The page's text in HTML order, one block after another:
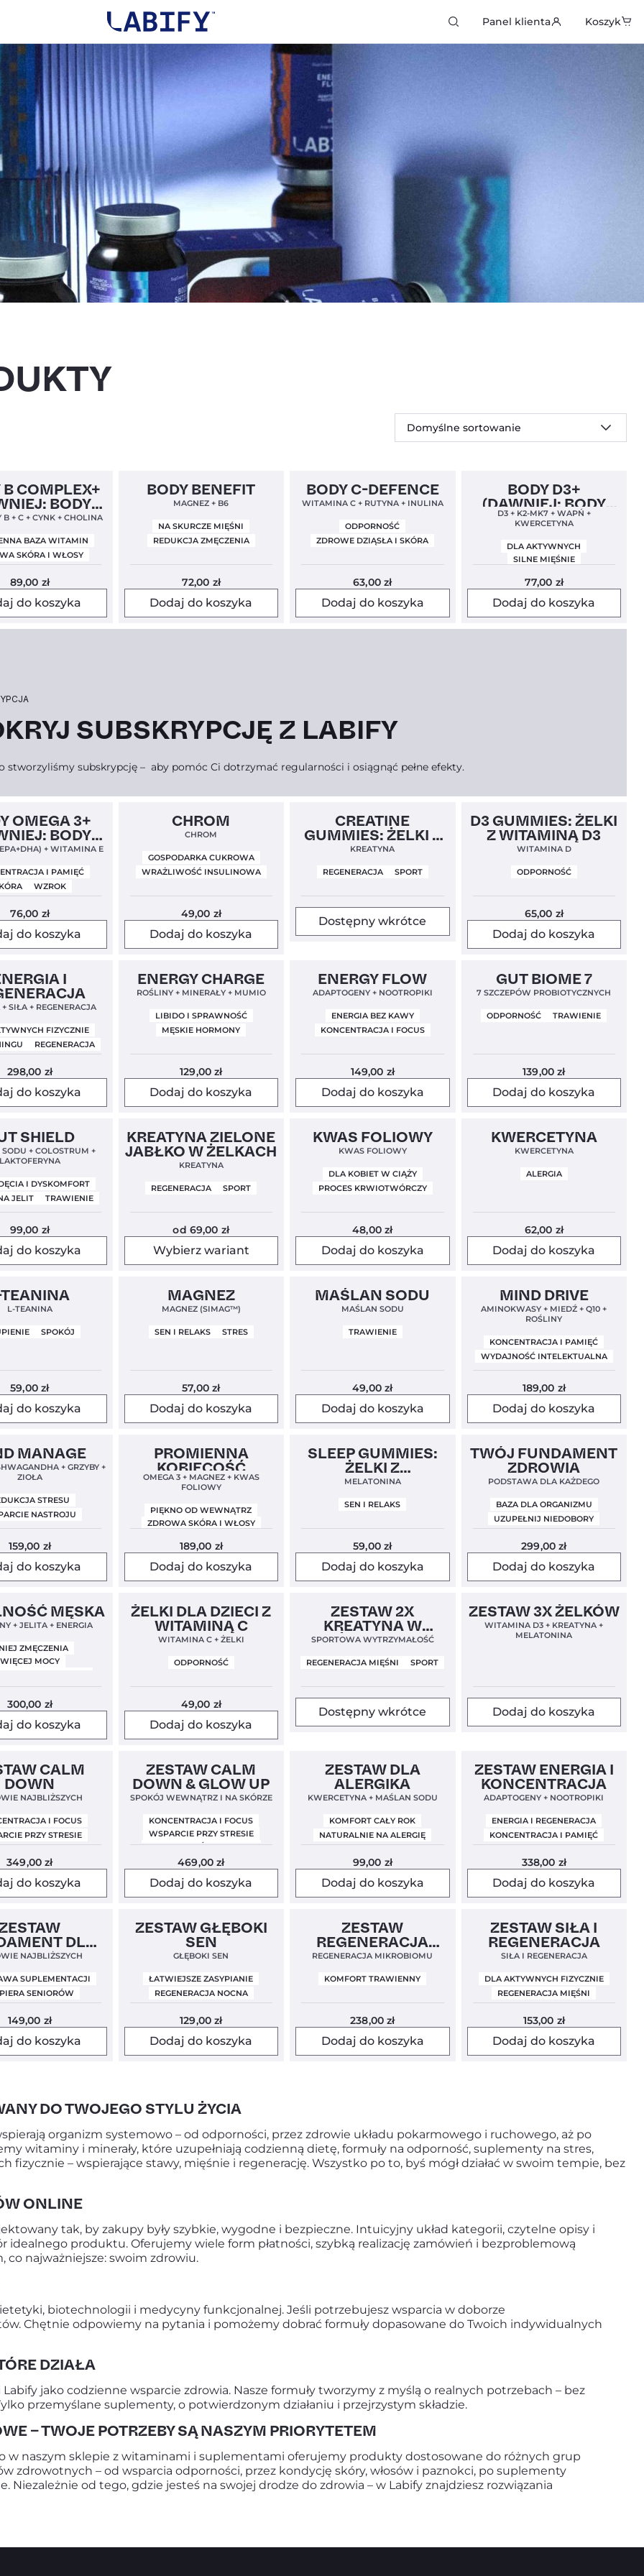
Panel klienta Koszyk
Domyślne sortowanie
Nowa Formuła 4,9
B COMPLEX+
BODY
+ C + CYNK + CHOLINA
BAZA WITAMIN
SKÓRA I WŁOSY
89,00 zł
do koszyka
Clean Label Nowa Formuła
BODY BENEFIT
MAGNEZ + B6
NA SKURCZE MIĘŚNI
REDUKCJA ZMĘCZENIA
72,00 zł
Dodaj do koszyka
Clean Label 5,0
BODY C-DEFENCE
WITAMINA C + RUTYNA + INULINA
ODPORNOŚĆ
ZDROWE DZIĄSŁA I SKÓRA
63,00zł
Dodaj do koszyka
Clean Label Nowa Formuła
BODY D3+
(DAWNIEJ: BODY
BUILD)
D3 + K2-MK7 + WAPŃ +
KWERCETYNA
DLA AKTYWNYCH
SILNE MIĘŚNIE
77,00 zł
Dodaj do koszyka
SUBSKRYPCJĘ Z LABIFY
stworzyliśmy subskrypcję – aby pomóc Ci dotrzymać regularności i osiągnąć pełne efekty.
OMEGA 3+
BODY
SHIELD)+ WITAMINA E
I PAMIĘĆ
WZROK
76,00 zł
do koszyka
Clean LabelCHROM
CHROM
GOSPODARKA CUKROWA
WRAŻLIWOŚĆ INSULINOWA
49,00 zł
Dodaj do koszyka
CREATINE
GUMMIES: ŻELKI Z
KREATYNĄ
KREATYNA
REGENERACJA SPORT
Dostępny wkrótce
5,0
D3 GUMMIES: ŻELKI
Z WITAMINĄ D3
WITAMINA D
ODPORNOŚĆ
65,00 zł
Dodaj do koszyka
I
+ SIŁA + REGENERACJA
FIZYCZNIE
REGENERACJA
298,00 zł
do koszyka
Clean Label Nowa Formuła 4,7
ENERGY CHARGE
ROŚLINY + MINERAŁY + MUMIO
LIBIDO I SPRAWNOŚĆ
MĘSKIE HORMONY
129,00zł
Dodaj do koszyka
Clean Label Mundial 2026
ENERGY FLOW
ADAPTOGENY + NOOTROPIKI
ENERGIA BEZ KAWY
KONCENTRACJA I FOCUS
149,00 zł
Dodaj do koszyka
Clean Label
GUT BIOME 7
7 SZCZEPÓW PROBIOTYCZNYCH
ODPORNOŚĆ TRAWIENIE
139,00zł
Dodaj do koszyka
Clean Label
SHIELD
+ COLOSTRUM +
LAKTOFERYNA
I DYSKOMFORT
JELIT
TRAWIENIE
99,00 zł
do koszyka
Nowość 4,5
KREATYNA ZIELONE
JABŁKO W ŻELKACH
KREATYNA
REGENERACJA SPORT
od 69,00 zł
Wybierz wariant
Clean Label
KWAS FOLIOWY
KWAS FOLIOWY
DLA KOBIET W CIĄŻY
PROCES KRWIOTWÓRCZY
48,00zł
Dodaj do koszyka
Clean Label
KWERCETYNA
KWERCETYNA
ALERGIA
62,00 zł
Dodaj do koszyka
Nowość
L-TEANINA
SPOKÓJ
59,00zł
do koszyka
Clean LabelMAGNEZ
MAGNEZ (SIMAG™)
SEN I RELAKS STRES
57,00zł
Dodaj do koszyka
Clean Label
MAŚLAN SODU
MAŚLAN SODU
TRAWIENIE
49,00zł
Dodaj do koszyka
Clean LabelMIND DRIVE
AMINOKWASY + MIEDŹ + Q10 +
ROŚLINY
KONCENTRACJA I PAMIĘĆ
WYDAJNOŚĆ INTELEKTUALNA
189,00 zł
Dodaj do koszyka
Nowa Formuła
MANAGE
+ GRZYBY +
ZIOŁA
STRESU
NASTROJU
159,00 zł
do koszyka
Clean Label
PROMIENNA
KOBIECOŚĆ
OMEGA 3 + MAGNEZ + KWAS
FOLIOWY
PIĘKNO OD WEWNĄTRZ
ZDROWA SKÓRA I WŁOSY
189,00 zł
Dodaj do koszyka
SLEEP GUMMIES:
ŻELKI Z
MELATONINĄ
MELATONINA
SEN I RELAKS
59,00zł
Dodaj do koszyka
Bestseller! Clean Label 5,0
TWÓJ FUNDAMENT
ZDROWIA
PODSTAWA DLA KAŻDEGO
BAZA DLA ORGANIZMU
UZUPEŁNIJ NIEDOBORY
299,00zł
Dodaj do koszyka
4,8
MĘSKA
+ JELITA + ENERGIA
ZMĘCZENIA
WIĘCEJ MOCY
300,00 zł
do koszyka
Clean Label 5,0
ŻELKI DLA DZIECI Z
WITAMINĄ C
WITAMINA C + ŻELKI
ODPORNOŚĆ
49,00 zł
Dodaj do koszyka
Bestseller!ZESTAW 2X
KREATYNA W
ŻELKACH
SPORTOWA WYTRZYMAŁOŚĆ
REGENERACJA MIĘŚNI SPORT
Dostępny wkrótce
4,8
ZESTAW 3X ŻELKÓW
WITAMINA D3 + KREATYNA +
MELATONINA
Dodaj do koszyka
CALM
DOWN
NAJBLIŻSZYCH
I FOCUS
PRZY STRESIE
349,00zł
do koszyka
ZESTAW CALM
DOWN & GLOW UP
SPOKÓJ WEWNĄTRZ I NA SKÓRZE
KONCENTRACJA I FOCUS
WSPARCIE PRZY STRESIE
ZDROWA SKÓRA I WŁOSY
469,00zł
Dodaj do koszyka
Clean Label Nowość
ZESTAW DLA
ALERGIKA
KWERCETYNA + MAŚLAN SODU
KOMFORT CAŁY ROK
NATURALNIE NA ALERGIĘ
99,00 zł
Dodaj do koszyka
Clean Label
ZESTAW ENERGIA I
KONCENTRACJA
ADAPTOGENY + NOOTROPIKI
ENERGIA I REGENERACJA
KONCENTRACJA I PAMIĘĆ
338,00 zł
Dodaj do koszyka
+ Aktywna B6
DLA
NAJBLIŻSZYCH
SUPLEMENTACJI
SENIORÓW
149,00 zł
do koszyka
Mundial 2026 Nowość
ZESTAW GŁĘBOKI
SEN
GŁĘBOKI SEN
ŁATWIEJSZE ZASYPIANIE
REGENERACJA NOCNA
129,00zł
Dodaj do koszyka
Clean LabelZESTAW
REGENERACJA
MIKROBIOMU
REGENERACJA MIKROBIOMU
KOMFORT TRAWIENNY
238,00zł
Dodaj do koszyka
Clean Label
ZESTAW SIŁA I
REGENERACJA
SIŁA I REGENERACJA
DLA AKTYWNYCH FIZYCZNIE
REGENERACJA MIĘŚNI
153,00 zł
Dodaj do koszyka
DO TWOJEGO STYLU ŻYCIA
organizm systemowo – od odporności, przez zdrowie układu pokarmowego i ruchowego, aż po
witaminy i minerały, które uzupełniają codzienną dietę, formuły na odporność, suplementy na stres,
– wspierające stawy, mięśnie i regenerację. Wszystko po to, byś mógł działać w swoim tempie, bez
ONLINE
tak, by zakupy były szybkie, wygodne i bezpieczne. Intuicyjny układ kategorii, czytelne opisy i
idealnego produktu. Oferujemy wiele form płatności, szybką realizację zamówień i bezproblemową
co najważniejsze: swoim zdrowiu.
biotechnologii i medycyny funkcjonalnej. Jeśli potrzebujesz wsparcia w doborze
Chętnie odpowiemy na pytania i pomożemy dobrać formuły dopasowane do Twoich indywidualnych
DZIAŁA
jako codzienne wsparcie zdrowia. Nasze formuły tworzymy z myślą o realnych potrzebach – bez
przemyślane suplementy, o potwierdzonym działaniu i przejrzystym składzie.
– TWOJE POTRZEBY SĄ NASZYM PRIORYTETEM
w naszym sklepie z witaminami i suplementami oferujemy produkty dostosowane do różnych grup
– od wsparcia odporności, przez kondycję skóry, włosów i paznokci, po suplementy
od tego, gdzie jesteś na swojej drodze do zdrowia – w Labify znajdziesz rozwiązania
ODBIERZ
SPECJALNĄ
OFERTĘ
Aby odebrać powiedz
jaki problem chcesz rozwiązać:
KONCENTRACJA I PAMIĘĆ
CHCĘ WIĘCEJ ENERGII
INNE